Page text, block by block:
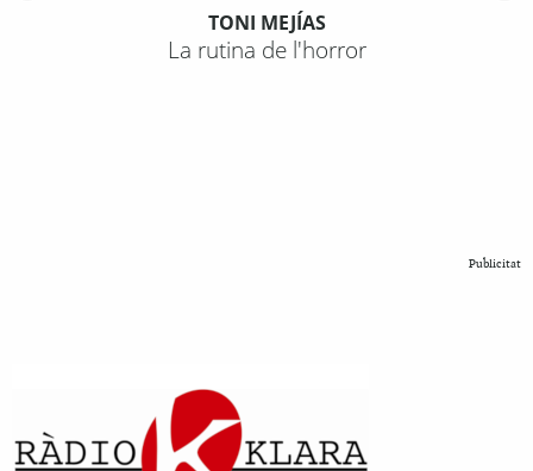
TONI MEJÍAS
La rutina de l'horror
Publicitat